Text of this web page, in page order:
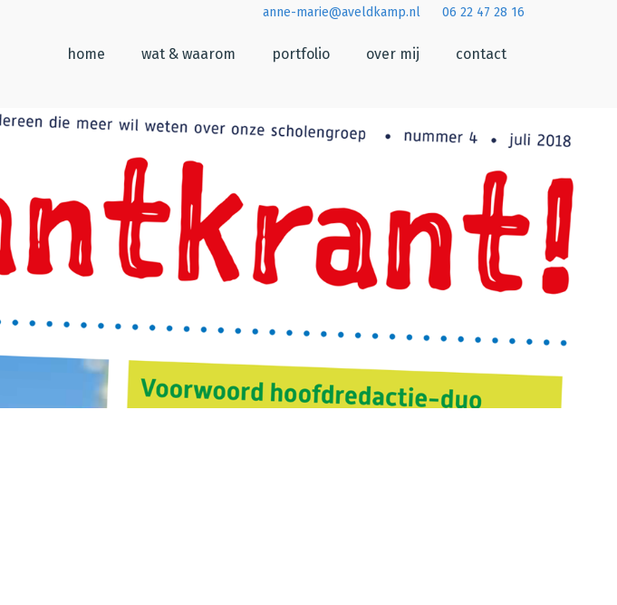
anne-marie@aveldkamp.nl 06 22 47 28 16
home wat & waarom portfolio over mij contact